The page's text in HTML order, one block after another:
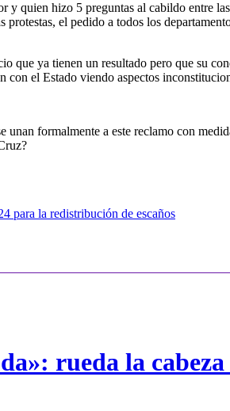
quien hizo 5 preguntas al cabildo entre
el pedido a todos los
ya tienen un resultado pero que su
el Estado viendo aspectos
formalmente a este reclamo con
para la redistribución de escaños
rueda la